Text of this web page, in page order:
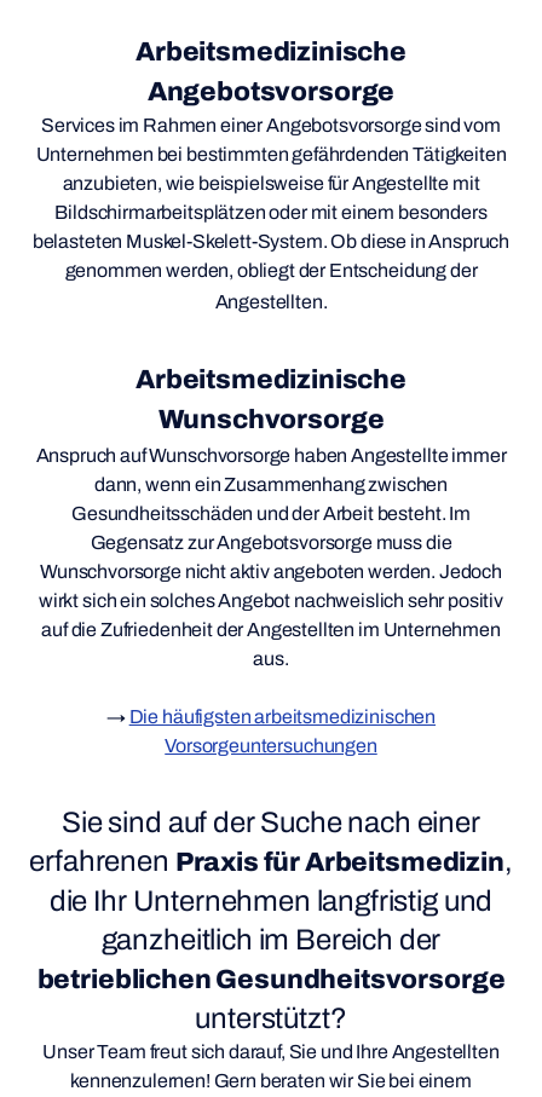
Arbeitsmedizinische
Angebotsvorsorge
Services im Rahmen einer Angebotsvorsorge sind vom
Unternehmen bei bestimmten gefährdenden Tätigkeiten
anzubieten, wie beispielsweise für Angestellte mit
Bildschirmarbeitsplätzen oder mit einem besonders
belasteten Muskel-Skelett-System. Ob diese in Anspruch
genommen werden, obliegt der Entscheidung der
Angestellten.
Arbeitsmedizinische
Wunschvorsorge
Anspruch auf Wunschvorsorge haben Angestellte immer
dann, wenn ein Zusammenhang zwischen
Gesundheitsschäden und der Arbeit besteht. Im
Gegensatz zur Angebotsvorsorge muss die
Wunschvorsorge nicht aktiv angeboten werden. Jedoch
wirkt sich ein solches Angebot nachweislich sehr positiv
auf die Zufriedenheit der Angestellten im Unternehmen
aus.
→ Die häufigsten arbeitsmedizinischen
Vorsorgeuntersuchungen
Sie sind auf der Suche nach einer
erfahrenen Praxis für Arbeitsmedizin,
die Ihr Unternehmen langfristig und
ganzheitlich im Bereich der
betrieblichen Gesundheitsvorsorge
unterstützt?
Unser Team freut sich darauf, Sie und Ihre Angestellten
kennenzulernen! Gern beraten wir Sie bei einem